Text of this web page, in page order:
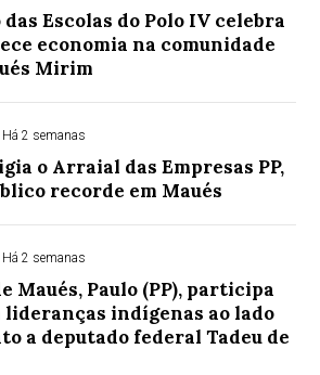
Escolas do Polo IV celebra
economia na comunidade
Mirim
Há 2 semanas
o Arraial das Empresas PP,
recorde em Maués
Há 2 semanas
Maués, Paulo (PP), participa
lideranças indígenas ao lado
a deputado federal Tadeu de